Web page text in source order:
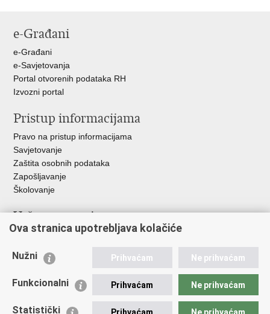
FacebookuTwitteru
e-Građani
e-Građani
e-Savjetovanja
Portal otvorenih podataka RH
Izvozni portal
Pristup informacijama
Pravo na pristup informacijama
Savjetovanje
Zaštita osobnih podataka
Zapošljavanje
Školovanje
Važne poveznice
Ministarstvo unutarnjih poslova
Udruge
Policijska akademija
Ova stranica upotrebljava kolačiće
Nužni Prihvaćam Ne prihvaćam
Funkcionalni Prihvaćam Ne prihvaćam
Statistički Prihvaćam Ne prihvaćam